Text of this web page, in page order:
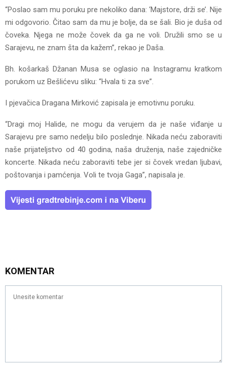
“Poslao sam mu poruku pre nekoliko dana: ‘Majstore, drži se’. Nije
mi odgovorio. Čitao sam da mu je bolje, da se šali. Bio je duša od
čoveka. Njega ne može čovek da ga ne voli. Družili smo se u
Sarajevu, ne znam šta da kažem”, rekao je Daša.
Bh. košarkaš Džanan Musa se oglasio na Instagramu kratkom
porukom uz Bešlićevu sliku: “Hvala ti za sve”.
I pjevačica Dragana Mirković zapisala je emotivnu poruku.
“Dragi moj Halide, ne mogu da verujem da je naše viđanje u
Sarajevu pre samo nedelju bilo poslednje. Nikada neću zaboraviti
naše prijateljstvo od 40 godina, naša druženja, naše zajedničke
koncerte. Nikada neću zaboraviti tebe jer si čovek vredan ljubavi,
poštovanja i pamćenja. Voli te tvoja Gaga”, napisala je.
KOMENTAR